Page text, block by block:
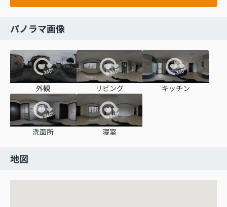
パノラマ画像
外観 リビング キッチン
洗面所 寝室
地図